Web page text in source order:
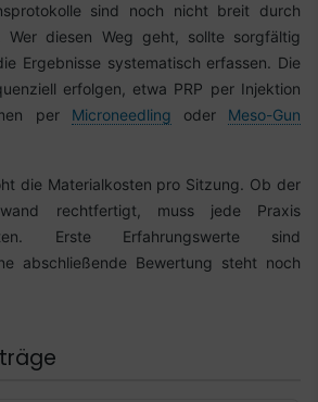
sind noch nicht breit durch
Wer diesen Weg geht, sollte sorgfältig
Ergebnisse systematisch erfassen. Die
erfolgen, etwa PRP per Injektion
per Microneedling oder Meso-Gun
die Materialkosten pro Sitzung. Ob der
rechtfertigt, muss jede Praxis
Erste Erfahrungswerte sind
abschließende Bewertung steht noch